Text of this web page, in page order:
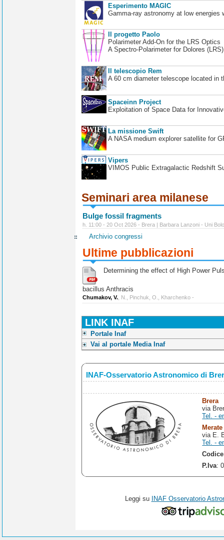
Esperimento MAGIC
Gamma-ray astronomy at low energies
Il progetto Paolo
Polarimeter Add-On for the LRS Optics
A Spectro-Polarimeter for Dolores
Il telescopio Rem
A 60 cm diameter telescope located in
Spaceinn Project
Exploitation of Space Data for
La missione Swift
A NASA medium explorer satellite for
Vipers
VIMOS Public Extragalactic Redshift
Seminari area milanese
Bulge fossil fragments
h. 11:00 - 20 Oct 2026 - Brera | Barbara Lanzoni - Uni
Archivio congressi
Ultime pubblicazioni
Determining the effect of High Power
bacillus Anthracis
Chumakov, V. , N., Pinchuk, O., Kharchenko -
LINK INAF
Portale Inaf
Vai al portale Media Inaf
INAF-Osservatorio Astronomico di
Brera
via
Tel. -
Merate
via E.
Tel. -
P.Iva:
Leggi su INAF Osservatorio